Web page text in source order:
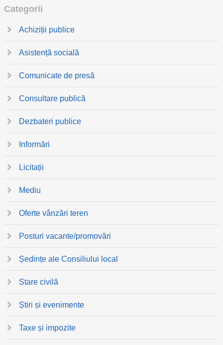
Categorii
Achiziții publice
Asistență socială
Comunicate de presă
Consultare publică
Dezbateri publice
Informări
Licitații
Mediu
Oferte vânzări teren
Posturi vacante/promovări
Ședințe ale Consiliului local
Stare civilă
Știri și evenimente
Taxe și impozite